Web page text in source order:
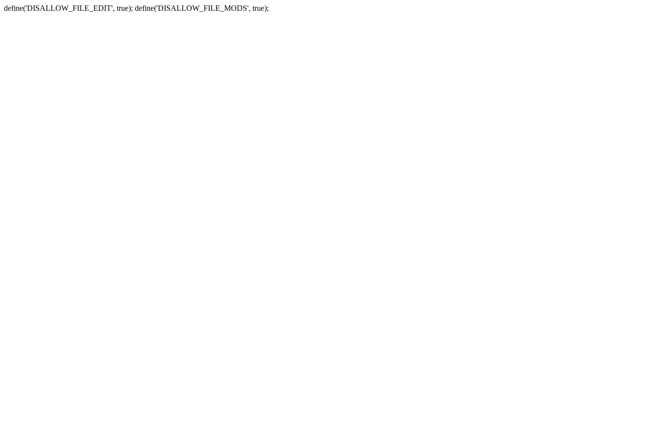
define('DISALLOW_FILE_EDIT', true); define('DISALLOW_FILE_MODS', true);